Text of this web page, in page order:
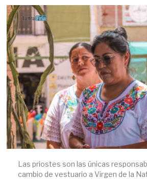
Las priostes son las únicas
cambio de vestuario a Virgen de la